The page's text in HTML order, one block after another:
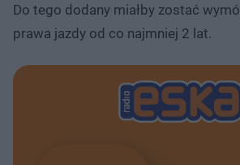
Do tego dodany miałby zostać
prawa jazdy od co najmniej 2 lat.